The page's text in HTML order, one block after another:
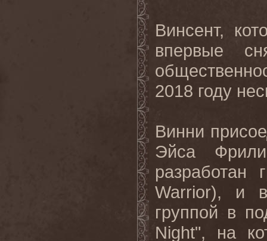
Винсент,
впервые
2018 году
Винни
Эйса
Warrior), и
группой в
Night", на